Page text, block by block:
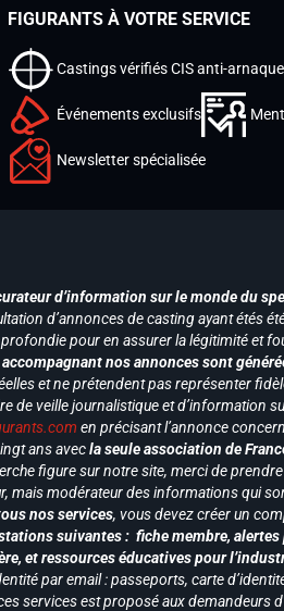
FIGURANTS À VOTRE SERVICE
Castings vérifiés CIS anti-
Événements exclusifs
Newsletter spécialisée
d’information sur le monde du
d’annonces de casting ayant étés
pour en assurer la légitimité
nos annonces sont
et ne prétendent pas représenter
de veille journalistique et
en précisant l’annonce
ans avecla seule association de
figure sur notre site, merci de
mais modérateur des informations qui
nos services, vous devez créer un
suivantes : fiche membre,
et ressources éducatives pour
par email : passeports, carte
services est proposé aux